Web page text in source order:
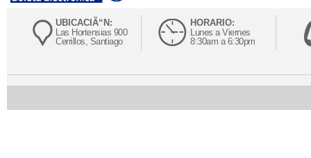
UBICACIÃ“N:
Las Hortensias 900
Cerrillos, Santiago
HORARIO:
Lunes a Viernes
8:30am a 6:30pm